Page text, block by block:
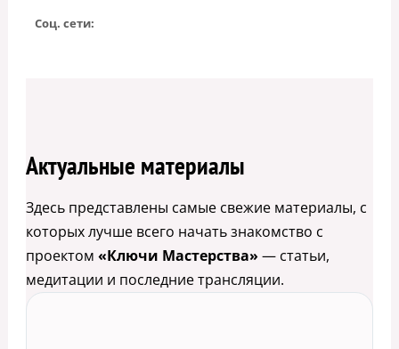
Соц. сети:
Актуальные материалы
Здесь представлены самые свежие материалы, с
которых лучше всего начать знакомство с
проектом «Ключи Мастерства» — статьи,
медитации и последние трансляции.